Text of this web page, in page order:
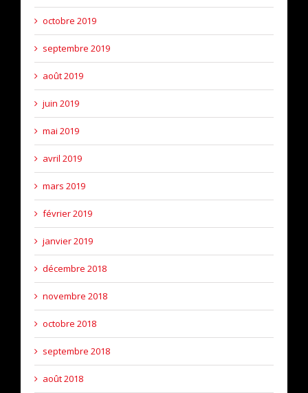
octobre 2019
septembre 2019
août 2019
juin 2019
mai 2019
avril 2019
mars 2019
février 2019
janvier 2019
décembre 2018
novembre 2018
octobre 2018
septembre 2018
août 2018